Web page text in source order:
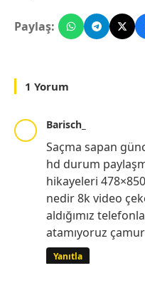
Paylaş:
1 Yorum
Barisch_
Saçma sapan
hd durum
hikayeleri
nedir 8k video
aldığımız
atamıyoruz
Yanıtla